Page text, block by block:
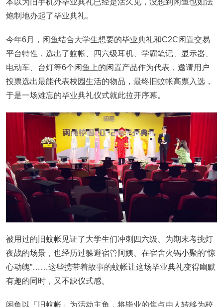
本以为旧手机办毕业典礼已经是活久见，没想到闲鱼也如法
炮制地办起了毕业典礼。
今年6月，闲鱼结合大学生想要的毕业典礼和C2C闲置交易
平台特性，选出了蚊帐、四六级耳机、学霸笔记、显示器、
电动车、台灯等6个闲鱼上的闲置产品作为代表，邀请用户
投票选出最能代表校园生活的物品，最终旧蚊帐高票入选，
于是一场难忘的毕业典礼仪式就此拉开序幕。
被用过的旧蚊帐见证了大学生们冲刺四六级、为期末考挑灯
夜战的场景，也经历过躲避宿管阿姨、在宿舍火锅小聚的“惊
心动魄”……这些携带着故事的蚊帐让这场毕业典礼变得幽默
有趣的同时，又不缺仪式感。
闲鱼以「旧蚊帐」为活动主角，将毕业的焦点由人转移为校